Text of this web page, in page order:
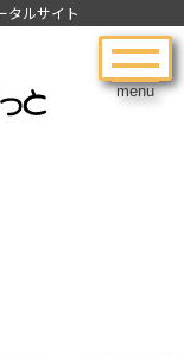
menu
タルサイト